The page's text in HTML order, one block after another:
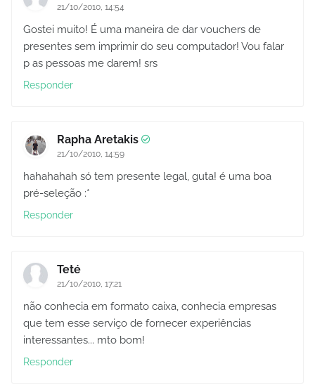
21/10/2010, 14:54
Gostei muito! É uma maneira de dar vouchers de
presentes sem imprimir do seu computador! Vou falar
p as pessoas me darem! srs
Responder
Rapha Aretakis
21/10/2010, 14:59
hahahahah só tem presente legal, guta! é uma boa
pré-seleção :*
Responder
Teté
21/10/2010, 17:21
não conhecia em formato caixa, conhecia empresas
que tem esse serviço de fornecer experiências
interessantes... mto bom!
Responder